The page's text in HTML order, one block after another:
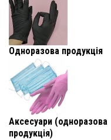
Одноразова продукція
Аксесуари (одноразова
продукція)